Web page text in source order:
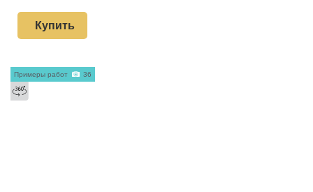
Купить
Примеры работ 36